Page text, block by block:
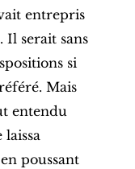
entrepris
serait sans
si
Mais
entendu
laissa
poussant